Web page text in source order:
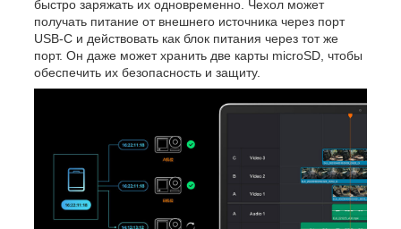
быстро заряжать их одновременно. Чехол может
получать питание от внешнего источника через порт
USB-C и действовать как блок питания через тот же
порт. Он даже может хранить две карты microSD, чтобы
обеспечить их безопасность и защиту.